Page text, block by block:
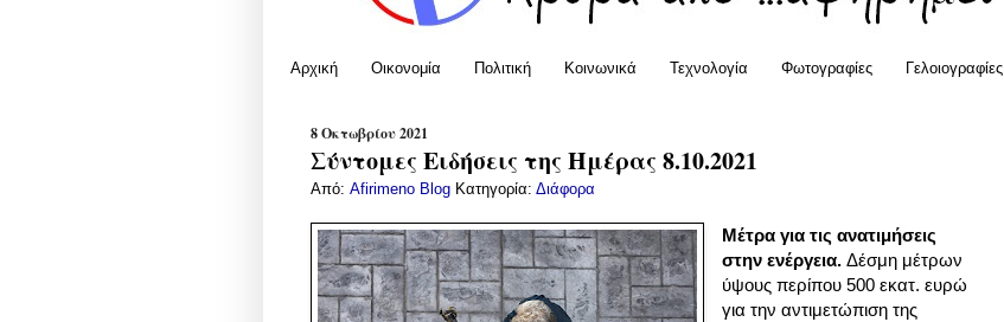
Αρχική Οικονομία Πολιτική Κοινωνικά Τεχνολογία Φωτογραφίες Γελοιογραφίες
8 Οκτωβρίου 2021
Σύντομες Ειδήσεις της Ημέρας 8.10.2021
Από: Afirimeno Blog Κατηγορία: Διάφορα
Μέτρα για τις ανατιμήσεις
στην ενέργεια. Δέσμη μέτρων
ύψους περίπου 500 εκατ. ευρώ
για την αντιμετώπιση της